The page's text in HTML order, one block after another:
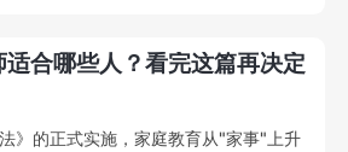
合哪些人？看完这篇再决定
》的正式实施，家庭教育从"家事"上升